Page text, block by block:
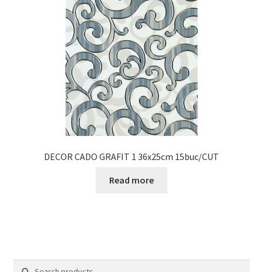
DECOR CADO GRAFIT 1 36x25cm 15buc/CUT
Read more
Search
Search